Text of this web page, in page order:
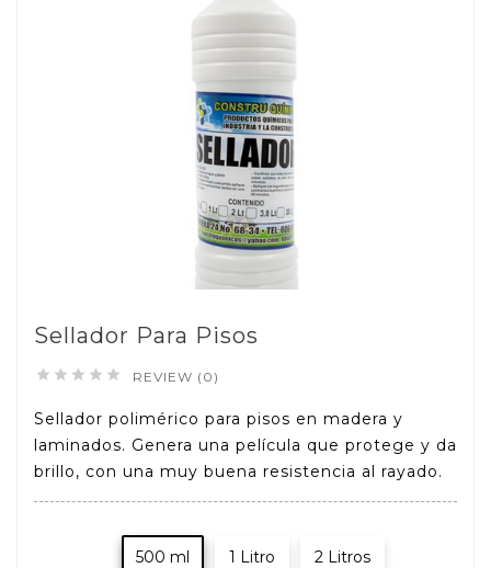
Sellador Para Pisos
     REVIEW (0)
Sellador polimérico para pisos en madera y
laminados. Genera una película que protege y da
brillo, con una muy buena resistencia al rayado.
500 ml 1 Litro 2 Litros